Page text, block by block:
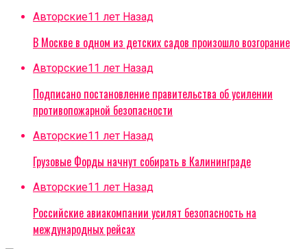
Авторские11 лет Назад
В Москве в одном из детских садов произошло возгорание
Авторские11 лет Назад
Подписано постановление правительства об усилении
противопожарной безопасности
Авторские11 лет Назад
Грузовые Форды начнут собирать в Калининграде
Авторские11 лет Назад
Российские авиакомпании усилят безопасность на
международных рейсах